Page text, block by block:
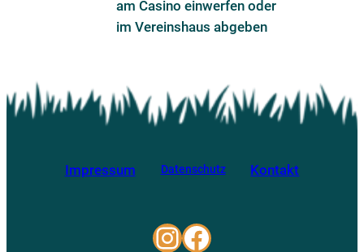
am Casino einwerfen oder
im Vereinshaus abgeben
Impressum Datenschutz Kontakt
Instagram
Facebook